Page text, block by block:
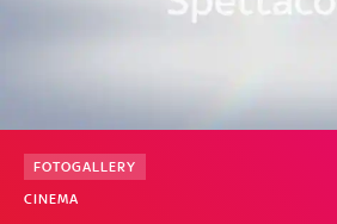
CINEMA
FOTOGALLERY